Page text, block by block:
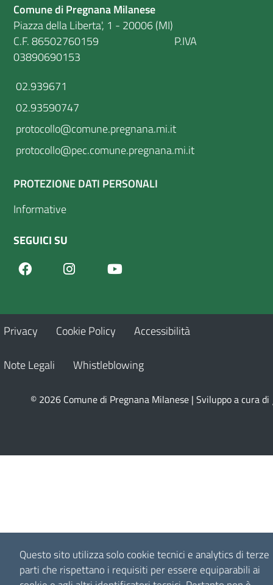
Questo sito utilizza solo cookie tecnici e analytics di terze
parti che rispettano i requisiti per essere equiparabili ai
Comune di Pregnana Milanese
Piazza della Liberta', 1 - 20006 (MI)
C.F. 86502760159 P.IVA
03890690153
02.939671
02.93590747
protocollo@comune.pregnana.mi.it
protocollo@pec.comune.pregnana.mi.it
PROTEZIONE DATI PERSONALI
Informative
SEGUICI SU
FacebookInstagram
Privacy Cookie Policy Accessibilità
Note Legali Whistleblowing
© 2026 Comune di Pregnana Milanese | Sviluppo a cura di